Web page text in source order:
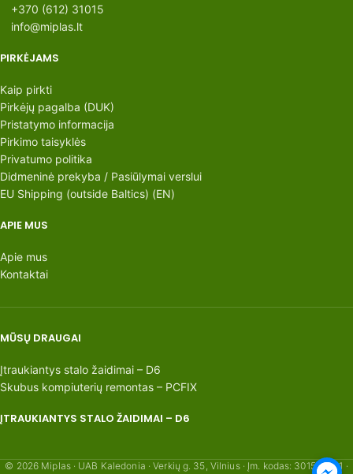
+370 (612) 31015
info@miplas.lt
PIRKĖJAMS
Kaip pirkti
Pirkėjų pagalba (DUK)
Pristatymo informacija
Pirkimo taisyklės
Privatumo politika
Didmeninė prekyba / Pasiūlymai verslui
EU Shipping (outside Baltics) (EN)
APIE MUS
Apie mus
Kontaktai
MŪSŲ DRAUGAI
Įtraukiantys stalo žaidimai – D6
Skubus kompiuterių remontas – PCFIX
ĮTRAUKIANTYS STALO ŽAIDIMAI – D6
© 2026 Miplas · UAB Kaledonia · Verkių g. 35, Vilnius · Įm. kodas: 301554621 ·